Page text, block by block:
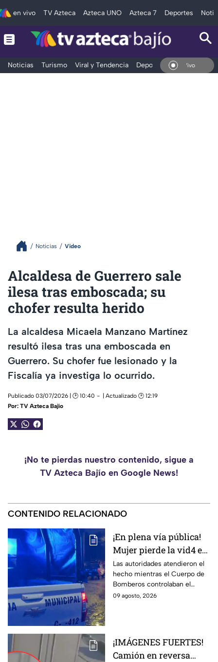
en vivo TV Azteca Azteca UNO Azteca 7 Deportes
Noticias Turismo Viral y Tendencia Deportes Espectáculos
En Vivo
Noticias Video
Alcaldesa de Guerrero sale
ilesa tras emboscada; su
chofer resulta herido
La alcaldesa Micaela Manzano Martínez
resultó ilesa tras una emboscada en
Guerrero. Su chofer fue lesionado y la
Fiscalía ya investiga lo ocurrido.
Publicado 03/07/2026 | 🕑 10:40
| Actualizado 🕑 12:19
Por: TV Azteca Bajío
¡No te pierdas nuestro contenido, sigue a
TV Azteca Bajío en Google News!
CONTENIDO RELACIONADO
¡En plena vía pública!
Mujer pierde la vid4 e
incendian casa en la
colonia León I
Las autoridades atendieron el
hecho mientras el Cuerpo de
Bomberos controlaban el
siniestro.
09 agosto, 2026
¡IMÁGENES FUERTES!
Camión en reversa